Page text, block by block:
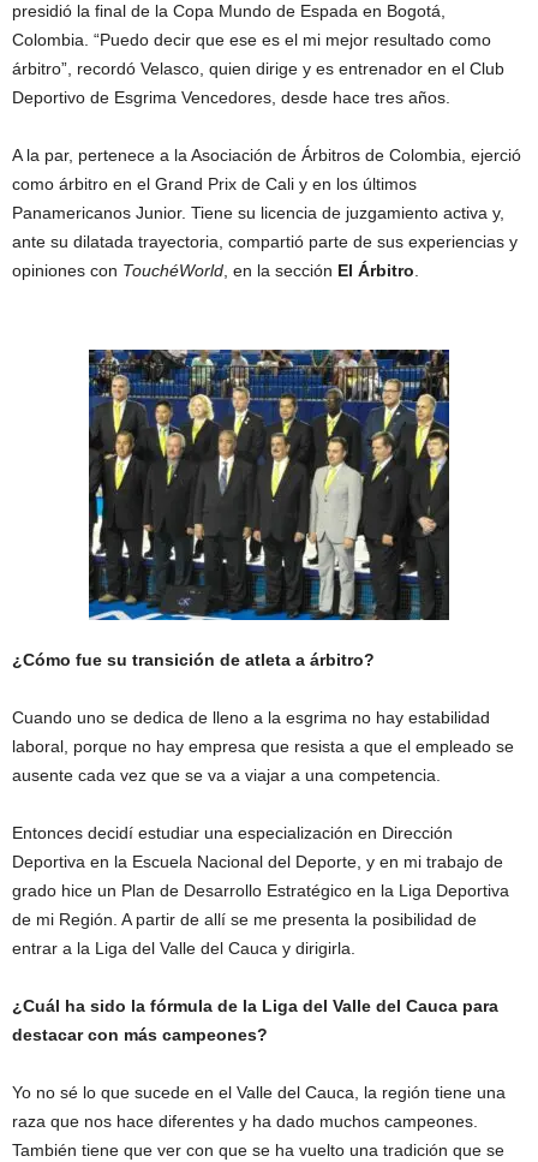
presidió la final de la Copa Mundo de Espada en Bogotá,
Colombia. “Puedo decir que ese es el mi mejor resultado como
árbitro”, recordó Velasco, quien dirige y es entrenador en el Club
Deportivo de Esgrima Vencedores, desde hace tres años.
A la par, pertenece a la Asociación de Árbitros de Colombia, ejerció
como árbitro en el Grand Prix de Cali y en los últimos
Panamericanos Junior. Tiene su licencia de juzgamiento activa y,
ante su dilatada trayectoria, compartió parte de sus experiencias y
opiniones con TouchéWorld , en la sección El Árbitro
¿Cómo fue su transición de atleta a árbitro?
Cuando uno se dedica de lleno a la esgrima no hay estabilidad
laboral, porque no hay empresa que resista a que el empleado se
ausente cada vez que se va a viajar a una competencia.
Entonces decidí estudiar una especialización en Dirección
Deportiva en la Escuela Nacional del Deporte, y en mi trabajo de
grado hice un Plan de Desarrollo Estratégico en la Liga Deportiva
de mi Región. A partir de allí se me presenta la posibilidad de
entrar a la Liga del Valle del Cauca y dirigirla.
¿Cuál ha sido la fórmula de la Liga del Valle del Cauca para
destacar con más campeones?
Yo no sé lo que sucede en el Valle del Cauca, la región tiene una
raza que nos hace diferentes y ha dado muchos campeones.
También tiene que ver con que se ha vuelto una tradición que se